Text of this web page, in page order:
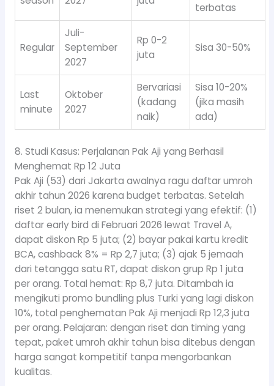
terbatas
Regular
Juli-
September
2027
Rp 0-2
juta
Sisa 30-50%
Last
minute
Oktober
2027
Bervariasi
(kadang
naik)
Sisa 10-20%
(jika masih
ada)
8. Studi Kasus: Perjalanan Pak Aji yang Berhasil
Menghemat Rp 12 Juta
Pak Aji (53) dari Jakarta awalnya ragu daftar umroh
akhir tahun 2026 karena budget terbatas. Setelah
riset 2 bulan, ia menemukan strategi yang efektif: (1)
daftar early bird di Februari 2026 lewat Travel A,
dapat diskon Rp 5 juta; (2) bayar pakai kartu kredit
BCA, cashback 8% = Rp 2,7 juta; (3) ajak 5 jemaah
dari tetangga satu RT, dapat diskon grup Rp 1 juta
per orang. Total hemat: Rp 8,7 juta. Ditambah ia
mengikuti promo bundling plus Turki yang lagi diskon
10%, total penghematan Pak Aji menjadi Rp 12,3 juta
per orang. Pelajaran: dengan riset dan timing yang
tepat, paket umroh akhir tahun bisa ditebus dengan
harga sangat kompetitif tanpa mengorbankan
kualitas.